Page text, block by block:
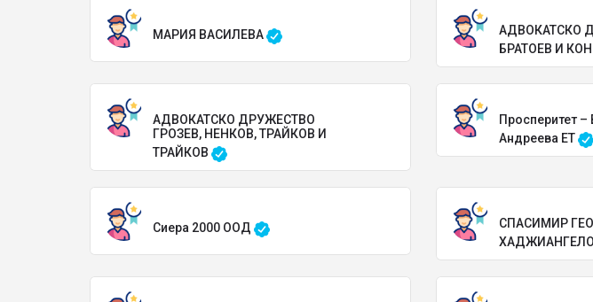
МАРИЯ ВАСИЛЕВА
АДВОКАТСКО
БРАТОЕВ И
АДВОКАТСКО ДРУЖЕСТВО
ГРОЗЕВ, НЕНКОВ, ТРАЙКОВ И
ТРАЙКОВ
Просперитет –
Андреева ЕТ
Сиера 2000 ООД
СПАСИМИР